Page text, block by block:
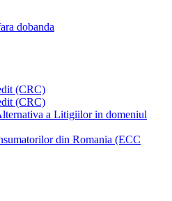
dobanda
(CRC)
(CRC)
a Litigiilor in domeniul
din Romania (ECC